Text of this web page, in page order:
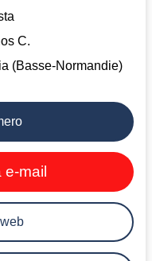
C.
(Basse-Normandie)
e-mail